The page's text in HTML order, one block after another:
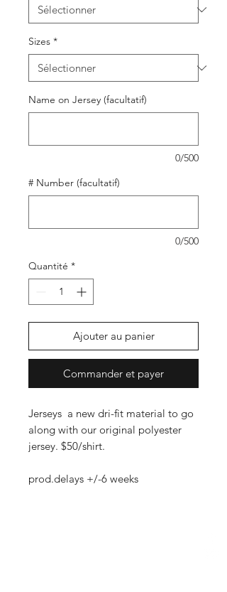
Sizes *
Name on Jersey (facultatif)
0/500
# Number (facultatif)
0/500
Quantité *
Ajouter au panier
Commander et payer
Jerseys a new dri-fit material to go
along with our original polyester
jersey. $50/shirt.
prod.delays +/-6 weeks